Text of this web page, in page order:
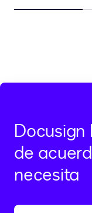
de
necesita